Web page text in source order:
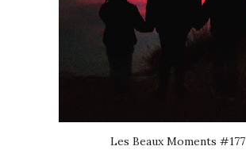
Les Beaux Moments #177